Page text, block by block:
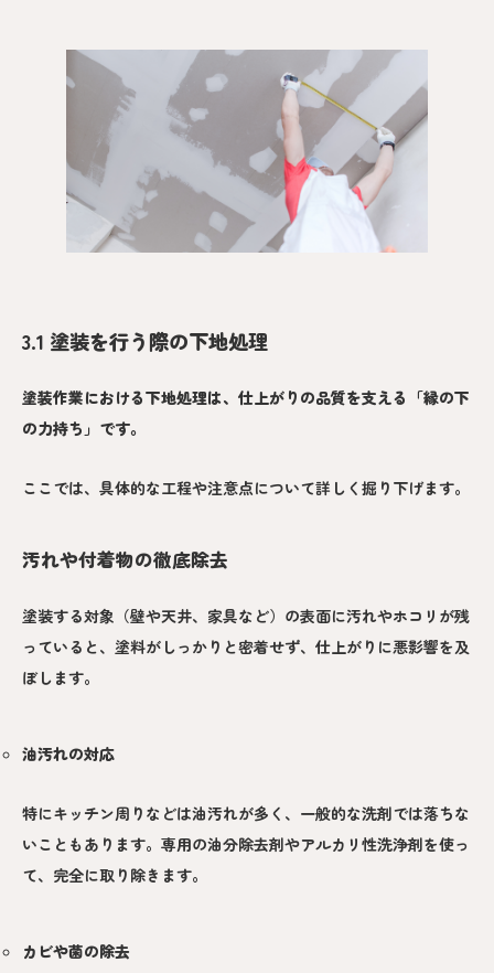
3.1 塗装を行う際の下地処理
塗装作業における下地処理は、仕上がりの品質を支える「縁の下
の力持ち」です。
ここでは、具体的な工程や注意点について詳しく掘り下げます。
汚れや付着物の徹底除去
塗装する対象（壁や天井、家具など）の表面に汚れやホコリが残
っていると、塗料がしっかりと密着せず、仕上がりに悪影響を及
ぼします。
油汚れの対応
特にキッチン周りなどは油汚れが多く、一般的な洗剤では落ちな
いこともあります。専用の油分除去剤やアルカリ性洗浄剤を使っ
て、完全に取り除きます。
カビや菌の除去